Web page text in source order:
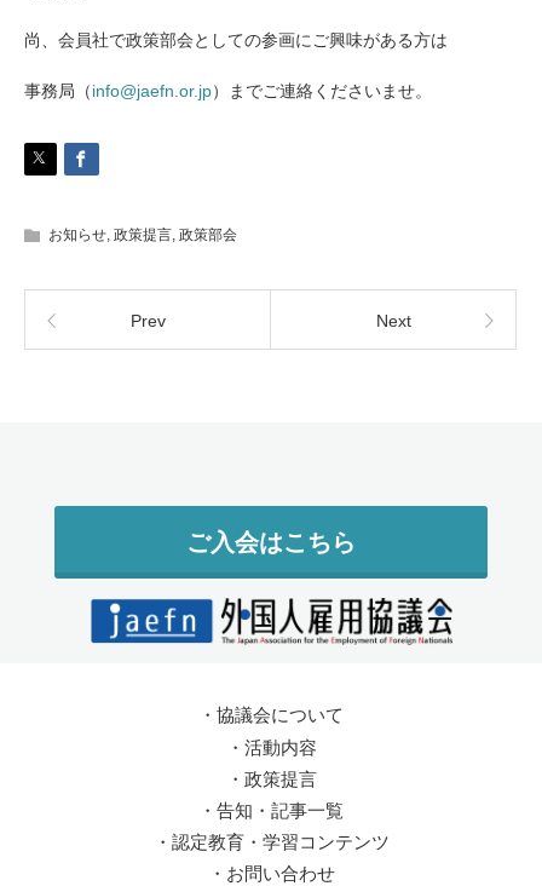
尚、会員社で政策部会としての参画にご興味がある方は
事務局（info@jaefn.or.jp）までご連絡くださいませ。
お知らせ, 政策提言, 政策部会
Prev Next
ご入会はこちら
・ 協議会について
・ 活動内容
・ 政策提言
・ 告知・記事一覧
・ 認定教育・学習コンテンツ
・ お問い合わせ